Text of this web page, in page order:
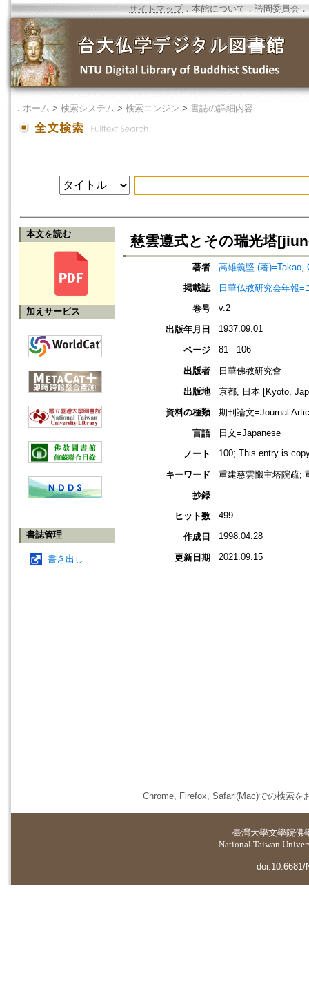
サイトマップ．本館について ． 諮問委員会 ．
． ホーム > 検索システム > 検索エンジン > 書誌の詳細内容
本文を読む
加えサービス
書誌管理
書き出し
慈雲遵式とその瑞光塔
著者
高雄義堅 (著)=Takao,
掲載誌
日華仏教研究会年報
巻号
v.2
出版年月日 1937.09.01
ページ 81 - 106
出版者
日華佛教研究會
出版地
京都, 日本 [Kyoto,
資料の種類
期刊論文=Journal
言語
日文=Japanese
ノート
100; This entry is
キーワード
重建慈雲懺主塔院疏;
抄録
ヒット数
499
作成日 1998.04.28
更新日期 2021.09.15
Chrome, Firefox, Safari(Mac)での検索を
臺灣大學文學院佛
National Taiwan
doi:10.6681/